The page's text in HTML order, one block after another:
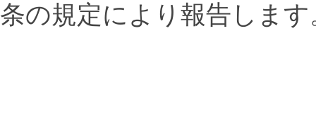
条の規定により報告します